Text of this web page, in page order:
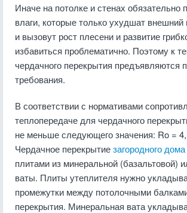
Иначе на потолке и стенах обязательно
влаги, которые только ухудшат
и вызовут рост плесени и развитие
избавиться проблематично. Поэтому к
чердачного перекрытия
требования.
В соответствии с нормативами
теплопередаче для чердачного
не меньше следующего значения: Ro =
Чердачное перекрытиезагородного дома
плитами из минеральной (базальтовой)
ваты. Плиты утеплителя нужно
промежутки между потолочными
перекрытия. Минеральная вата